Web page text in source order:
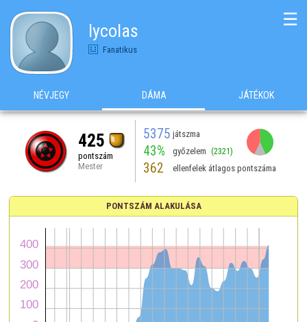
lycolas
Fanatikus
☰
NÉVJEGY DÁMA JÁTÉKOK
425
pontszám
Mester
5375 játszma
43% győzelem (2321)
362 ellenfelek átlagos pontszáma
PONTSZÁM ALAKULÁSA